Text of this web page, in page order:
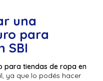
una
para
SBI
para tiendas de ropa en
ya que lo podés hacer